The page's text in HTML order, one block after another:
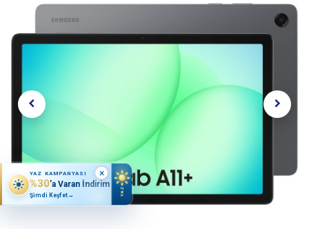
YAZ KAMPANYASI
%30'a Varan İndirim
Şimdi Keşfet→ YAZ
×